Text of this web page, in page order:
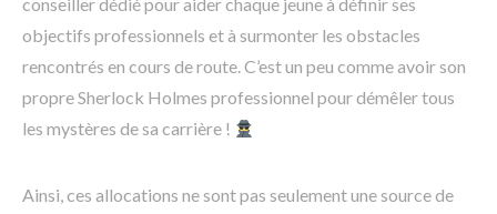
objectifs professionnels et à surmonter les obstacles
rencontrés en cours de route. C’est un peu comme avoir son
propre Sherlock Holmes professionnel pour démêler tous
les mystères de sa carrière !
Ainsi, ces allocations ne sont pas seulement une source de